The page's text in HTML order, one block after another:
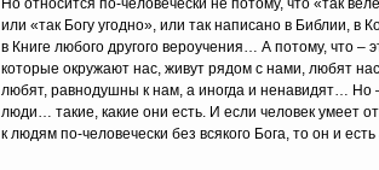
Но относится по-человечески не потому, что «так
или «так Богу угодно», или так написано в Библии, в
в Книге любого другого вероучения… А потому, что –
которые окружают нас, живут рядом с нами, любят
любят, равнодушны к нам, а иногда и ненавидят… Но
люди… такие, какие они есть. И если человек умеет
к людям по-человечески без всякого Бога, то он и есть